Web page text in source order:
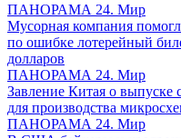
ПАНОРАМА 24. Мир
Мусорная компания
по ошибке лотерейный
долларов
ПАНОРАМА 24. Мир
Завление Китая о
для производства
ПАНОРАМА 24. Мир